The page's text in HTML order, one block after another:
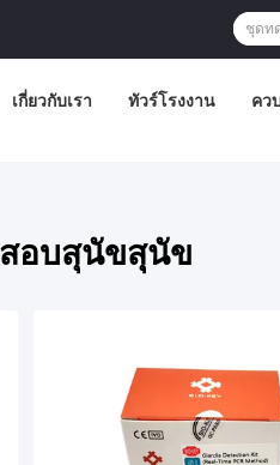
เกี่ยวกับเรา ทัวร์โรงงาน คว
อบสุนัขสุนัข